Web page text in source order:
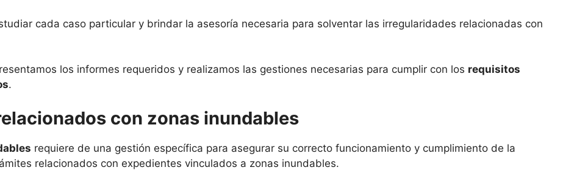
cada caso particular y brindar la asesoría necesaria para solventar las irregularidades relacionadas con
los informes requeridos y realizamos las gestiones necesarias para cumplir con los requisitos
.
con zonas inundables
requiere de una gestión específica para asegurar su correcto funcionamiento y cumplimiento de la
relacionados con expedientes vinculados a zonas inundables.